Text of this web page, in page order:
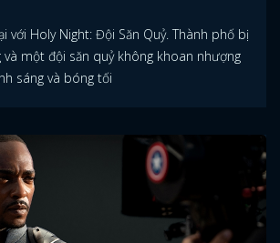
với Holy Night: Đội Săn Quỷ. Thành phố bị
một đội săn quỷ không khoan nhượng
sáng và bóng tối